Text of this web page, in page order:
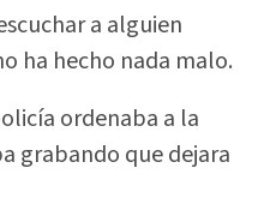
a alguien
ha hecho nada malo.
ordenaba a la
grabando que dejara